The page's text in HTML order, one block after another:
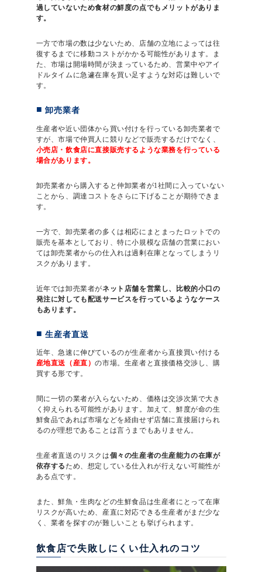
過していないため食材の鮮度の点でもメリットがありま
す。
一方で市場の数は少ないため、店舗の立地によっては往
復するまでに移動コストがかかる可能性があります。ま
た、市場は開場時間が決まっているため、営業中やアイ
ドルタイムに急遽在庫を買い足すような対応は難しいで
す。
卸売業者
生産者や近い団体から買い付けを行っている卸売業者で
すが、市場で仲買人に競りなどで販売するだけでなく、
小売店・飲食店に直接販売するような業務を行っている
場合があります。
卸売業者から購入すると仲卸業者が1社間に入っていない
ことから、調達コストをさらに下げることが期待できま
す。
一方で、卸売業者の多くは相応にまとまったロットでの
販売を基本としており、特に小規模な店舗の営業におい
ては卸売業者からの仕入れは過剰在庫となってしまうリ
スクがあります。
近年では卸売業者がネット店舗を営業し、比較的小口の
発注に対しても配送サービスを行っているようなケース
もあります。
生産者直送
近年、急速に伸びているのが生産者から直接買い付ける
産地直送（産直）の市場。生産者と直接価格交渉し、購
買する形です。
間に一切の業者が入らないため、価格は交渉次第で大き
く抑えられる可能性があります。加えて、鮮度が命の生
鮮食品であれば市場などを経由せず店舗に直接届けられ
るのが理想であることは言うまでもありません。
生産者直送のリスクは個々の生産者の生産能力の在庫が
依存するため、想定している仕入れが行えない可能性が
ある点です。
また、鮮魚・生肉などの生鮮食品は生産者にとって在庫
リスクが高いため、産直に対応できる生産者がまだ少な
く、業者を探すのが難しいことも挙げられます。
飲食店で失敗しにくい仕入れのコツ